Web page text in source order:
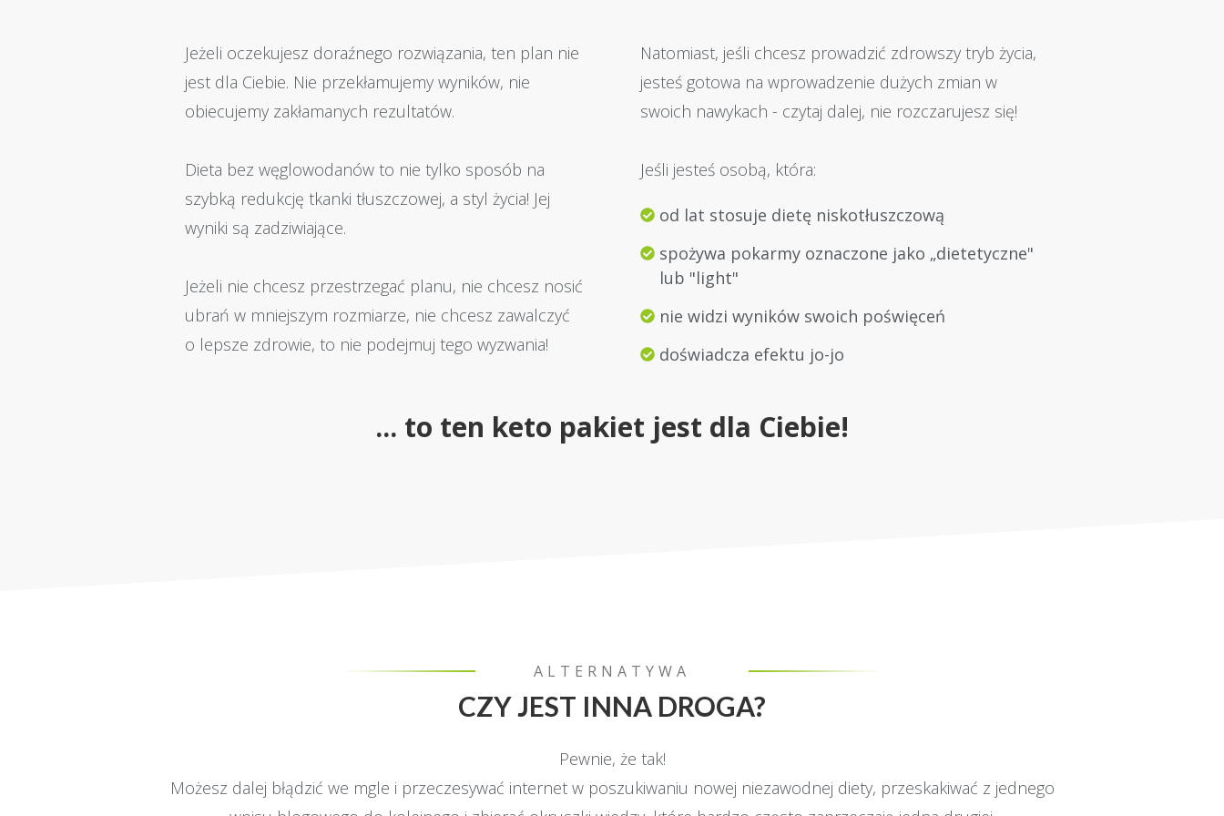
Jeżeli oczekujesz doraźnego rozwiązania, ten plan nie
jest dla Ciebie. Nie przekłamujemy wyników, nie
obiecujemy zakłamanych rezultatów.
Dieta bez węglowodanów to nie tylko sposób na
szybką redukcję tkanki tłuszczowej, a styl życia! Jej
wyniki są zadziwiające.
Jeżeli nie chcesz przestrzegać planu, nie chcesz nosić
ubrań w mniejszym rozmiarze, nie chcesz zawalczyć
o lepsze zdrowie, to nie podejmuj tego wyzwania!
Natomiast, jeśli chcesz prowadzić zdrowszy tryb życia,
jesteś gotowa na wprowadzenie dużych zmian w
swoich nawykach - czytaj dalej, nie rozczarujesz się!
Jeśli jesteś osobą, która:
od lat stosuje dietę niskotłuszczową
spożywa pokarmy oznaczone jako „dietetyczne"
lub "light"
nie widzi wyników swoich poświęceń
doświadcza efektu jo-jo
... to ten keto pakiet jest dla Ciebie!
ALTERNATYWA
CZY JEST INNA DROGA?
Pewnie, że tak!
Możesz dalej błądzić we mgle i przeczesywać internet w poszukiwaniu nowej niezawodnej diety, przeskakiwać z jednego